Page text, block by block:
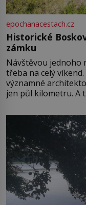
epochanacestach.cz
Historické
zámku
Návštěvou jednoho
třeba na celý
významné
jen půl kilometru. A
Boskovice na okraji
ve13. století, a už v